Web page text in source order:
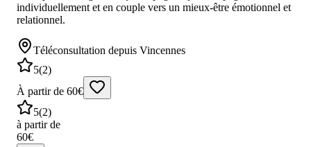
individuellement et en couple vers un mieux-être émotionnel et
relationnel.
Téléconsultation depuis Vincennes
5(2)
À partir de 60€
5(2)
à partir de
60€